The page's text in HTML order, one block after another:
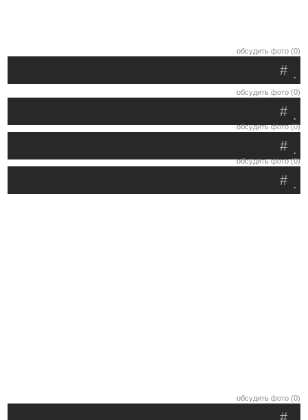
обсудить фото (0)
.
#
обсудить фото (0)
.
#
обсудить фото (0)
.
#
обсудить фото (0)
.
#
обсудить фото (0)